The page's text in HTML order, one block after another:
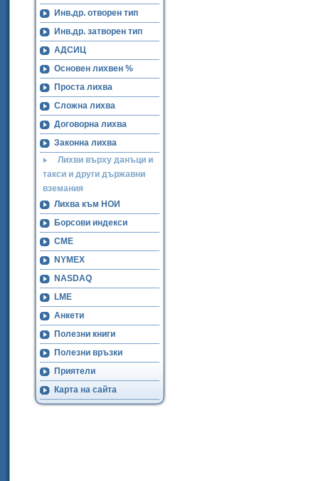
Инв.др. отворен тип
Инв.др. затворен тип
АДСИЦ
Основен лихвен %
Проста лихва
Сложна лихва
Договорна лихва
Законна лихва
Лихви върху данъци и
такси и други държавни
вземания
Лихва към НОИ
Борсови индекси
CME
NYMEX
NASDAQ
LME
Анкети
Полезни книги
Полезни връзки
Приятели
Карта на сайта